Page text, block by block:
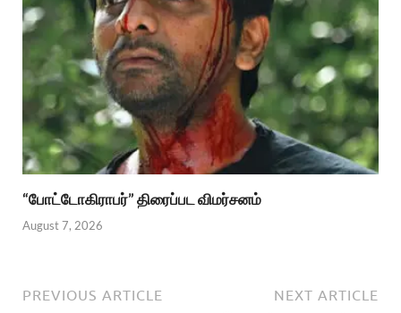
“போட்டோகிராபர்” திரைப்பட விமர்சனம்
August 7, 2026
PREVIOUS ARTICLE NEXT ARTICLE